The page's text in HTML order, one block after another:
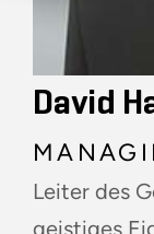
David
Leiter des
geistiges